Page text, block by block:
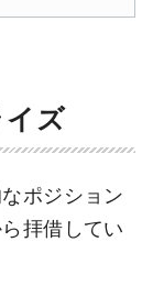
ズ
ポジション
拝借してい